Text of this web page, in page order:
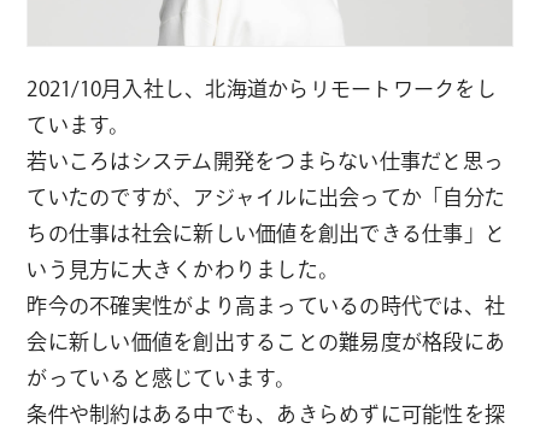
2021/10月入社し、北海道からリモートワークをし
ています。
若いころはシステム開発をつまらない仕事だと思っ
ていたのですが、アジャイルに出会ってか「自分た
ちの仕事は社会に新しい価値を創出できる仕事」と
いう見方に大きくかわりました。
昨今の不確実性がより高まっているの時代では、社
会に新しい価値を創出することの難易度が格段にあ
がっていると感じています。
条件や制約はある中でも、あきらめずに可能性を探